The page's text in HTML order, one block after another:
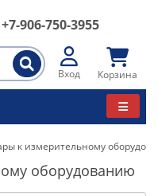
+7-906-750-3955
Вход Корзина
к измерительному
оборудованию